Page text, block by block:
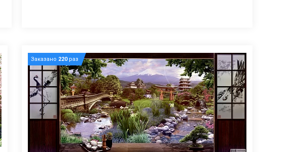
Заказано 220раз